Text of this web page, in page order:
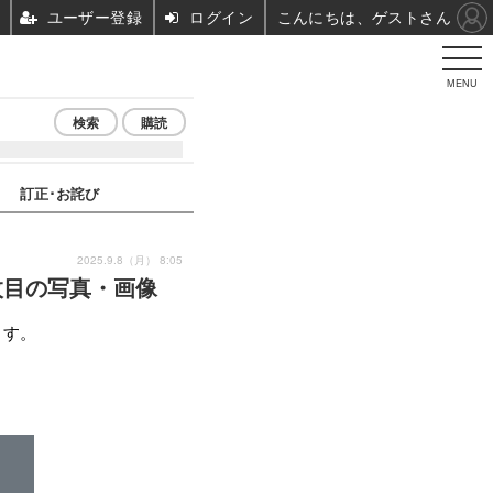
MENU
検索 購読
訂正･お詫び
の写真・画像
2025.9.8（月） 8:05
。
ユーザー登録 ログイン こんにちは、ゲストさん